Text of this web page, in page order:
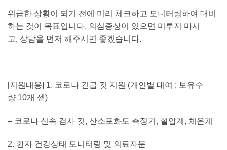
위급한 상황이 되기 전에 미리 체크하고 모니터링하여 대비
하는 것이 목표입니다. 의심증상이 있으면 미루지 마시
고, 상담을 먼저 해주시면 좋겠습니다.
[지원내용] 1. 코로나 긴급 킷 지원 (개인별 대여 : 보유수
량 10개 셑)
– 코로나 신속 검사 킷, 산소포화도 측정기 , 혈압계 , 체온계
2. 환자 건강상태 모니터링 및 의료자문